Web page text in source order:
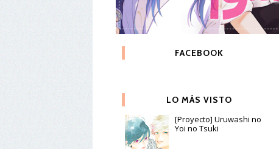
FACEBOOK
LO MÁS VISTO
[Proyecto] Uruwashi no
Yoi no Tsuki